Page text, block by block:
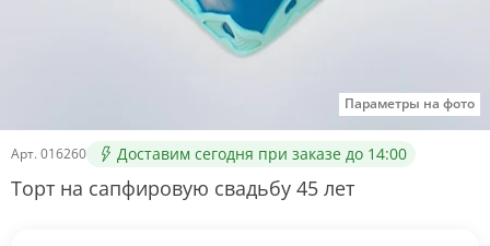
Параметры на фото
Арт. 016260 Доставим сегодня при заказе до 14:00
Торт на сапфировую свадьбу 45 лет